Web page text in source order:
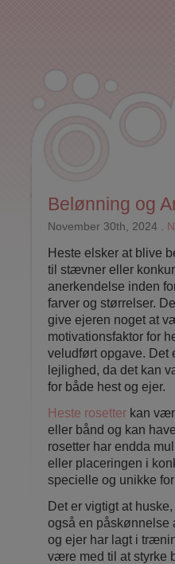
Belønning og
November 30th, 2024
Heste elsker at blive
til stævner eller
anerkendelse inden
farver og størrelser.
give ejeren noget at
motivationsfaktor for
veludført opgave. Det
lejlighed, da det kan
for både hest og ejer.
Heste rosetter kan
eller bånd og kan
rosetter har endda
eller placeringen i
specielle og unikke
Det er vigtigt at
også en påskønnelse
og ejer har lagt i
være med til at styrke